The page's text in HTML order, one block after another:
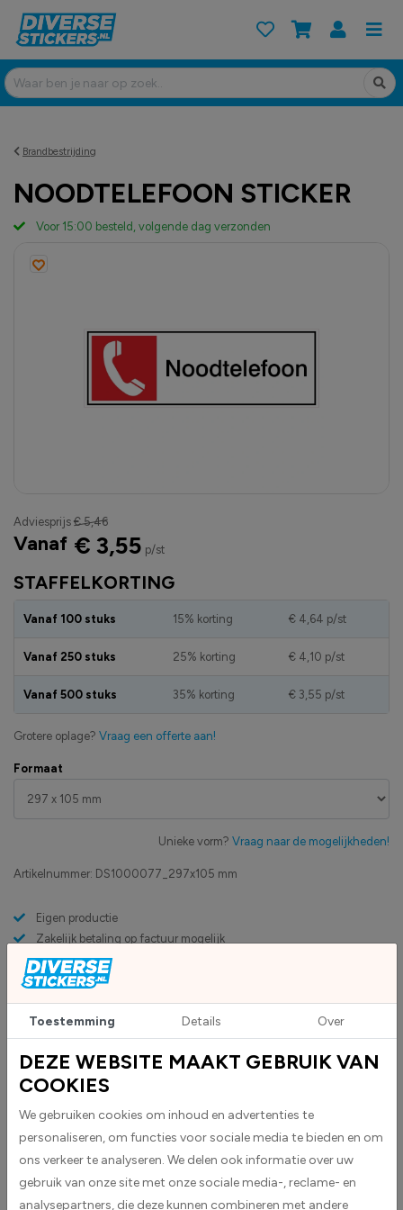
Brandbestrijding
NOODTELEFOON STICKER
Artikelnummer: DS1000077_297x105 mm
Eigen productie
Zakelijk betaling op factuur mogelijk
Levensduur 5 jaar
Uv-bestendig & weersbestendigheid
High-tack folie met maximale grip
Formaat
Unieke vorm? Vraag naar de mogelijkheden!
STAFFELKORTING
Vanaf 100 stuks 15% korting € 4,64 p/st
Vanaf 250 stuks 25% korting € 4,10 p/st
Vanaf 500 stuks 35% korting € 3,55 p/st
Grotere oplage? Vraag een offerte aan!
Adviesprijs € 5,46
Vanaf € 3,55 p/st
Voor 15:00 besteld, volgende dag verzonden
Custom sticker maken? Upload eigen bestand
BESCHRIJVING
Toestemming Details Over
DEZE WEBSITE MAAKT GEBRUIK VAN
COOKIES
We gebruiken cookies om inhoud en advertenties te
personaliseren, om functies voor sociale media te bieden en om
ons verkeer te analyseren. We delen ook informatie over uw
gebruik van onze site met onze sociale media-, reclame- en
analysepartners, die deze kunnen combineren met andere